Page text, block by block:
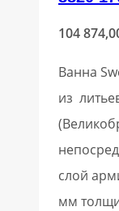
104
Ванна
из
слой
мм